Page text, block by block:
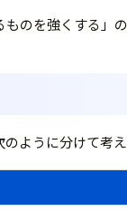
のを強くする」
ように分けて考